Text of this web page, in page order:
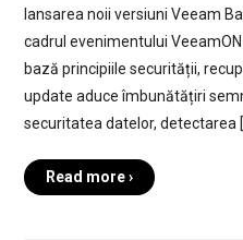
lansarea noii versiuni Veeam
cadrul evenimentului
bază principiile securității,
update aduce îmbunătățiri
securitatea datelor, detectarea
Read more ›